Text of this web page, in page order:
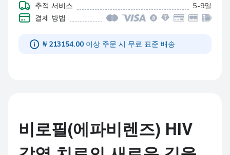
추적 서비스
5-9일
결제 방법
₩ 213154.00 이상 주문 시 무료 표준 배송
비로필(에파비렌즈) HIV